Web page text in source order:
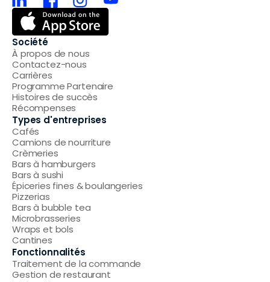
Société
À propos de nous
Contactez-nous
Carrières
Programme Partenaire
Histoires de succès
Récompenses
Types d'entreprises
Cafés
Camions de nourriture
Crèmeries
Bars à hamburgers
Bars à sushi
Épiceries fines & boulangeries
Pizzerias
Bars à bubble tea
Microbrasseries
Wraps et bols
Cantines
Fonctionnalités
Traitement de la commande
Gestion de restaurant